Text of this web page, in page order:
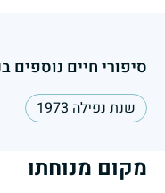
סיפורי חיים נוספים
שנת נפילה 1973
מקום מנוחתו